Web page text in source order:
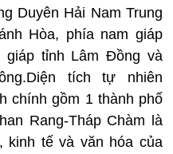
Duyên Hải Nam Trung
Hòa, phía nam giáp
giáp tỉnh Lâm Đồng và
tích tự nhiên
chính gồm 1 thành phố
Rang-Tháp Chàm là
kinh tế và văn hóa của